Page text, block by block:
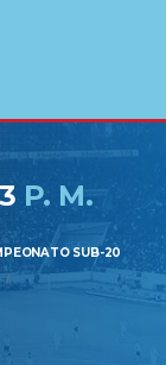
P. M.
SUB-20